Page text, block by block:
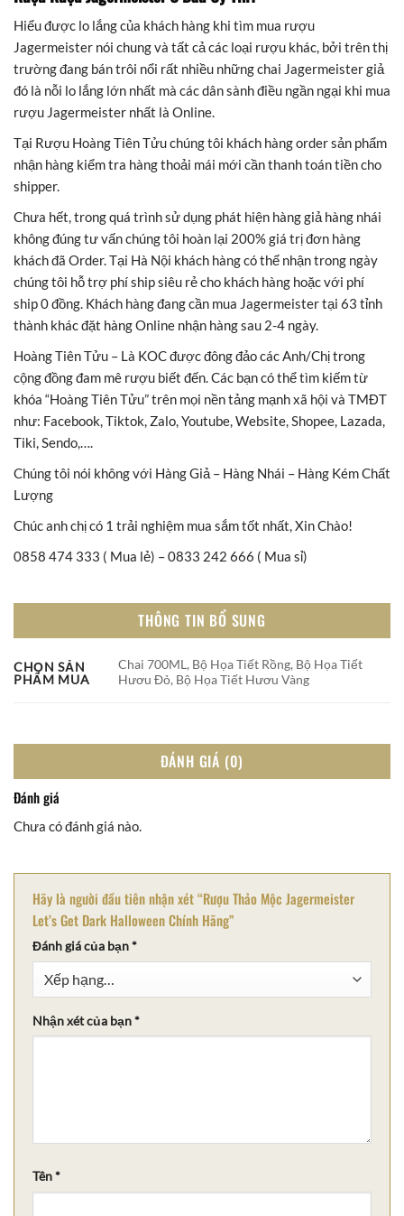
Hiểu được lo lắng của khách hàng khi tìm mua rượu
Jagermeister nói chung và tất cả các loại rượu khác, bởi trên thị
trường đang bán trôi nổi rất nhiều những chai Jagermeister giả
đó là nỗi lo lắng lớn nhất mà các dân sành điều ngần ngại khi mua
rượu Jagermeister nhất là Online.
Tại Rượu Hoàng Tiên Tửu chúng tôi khách hàng order sản phẩm
nhận hàng kiểm tra hàng thoải mái mới cần thanh toán tiền cho
shipper.
Chưa hết, trong quá trình sử dụng phát hiện hàng giả hàng nhái
không đúng tư vấn chúng tôi hoàn lại 200% giá trị đơn hàng
khách đã Order. Tại Hà Nội khách hàng có thể nhận trong ngày
chúng tôi hỗ trợ phí ship siêu rẻ cho khách hàng hoặc với phí
ship 0 đồng. Khách hàng đang cần mua Jagermeister tại 63 tỉnh
thành khác đặt hàng Online nhận hàng sau 2-4 ngày.
Hoàng Tiên Tửu – Là KOC được đông đảo các Anh/Chị trong
cộng đồng đam mê rượu biết đến. Các bạn có thể tìm kiếm từ
khóa “Hoàng Tiên Tửu” trên mọi nền tảng mạnh xã hội và TMĐT
như: Facebook, Tiktok, Zalo, Youtube, Website, Shopee, Lazada,
Tiki, Sendo,….
Chúng tôi nói không với Hàng Giả – Hàng Nhái – Hàng Kém Chất
Lượng
Chúc anh chị có 1 trải nghiệm mua sắm tốt nhất, Xin Chào!
0858 474 333 ( Mua lẻ) – 0833 242 666 ( Mua sỉ)
THÔNG TIN BỔ SUNG
CHỌN SẢN
PHẨM MUA
Chai 700ML, Bộ Họa Tiết Rồng, Bộ Họa Tiết
Hươu Đỏ, Bộ Họa Tiết Hươu Vàng
ĐÁNH GIÁ (0)
Đánh giá
Chưa có đánh giá nào.
Hãy là người đầu tiên nhận xét “Rượu Thảo Mộc Jagermeister
Let’s Get Dark Halloween Chính Hãng”
Đánh giá của bạn*
Nhận xét của bạn*
Tên*